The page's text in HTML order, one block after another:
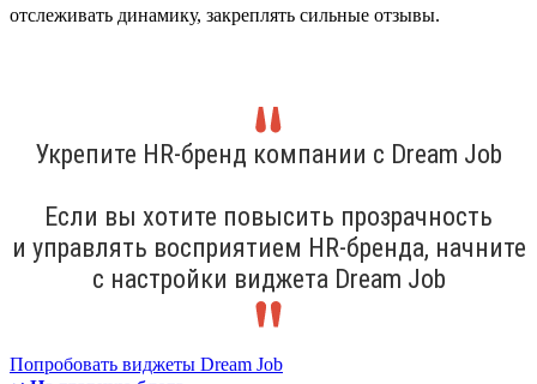
отслеживать динамику, закреплять сильные отзывы.
Укрепите HR-бренд компании с Dream Job
Если вы хотите повысить прозрачность
и управлять восприятием HR-бренда, начните
с настройки виджета Dream Job
Попробовать виджеты Dream Job